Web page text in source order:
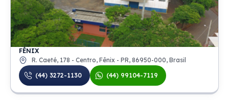
FÊNIX
R. Caeté, 178 - Centro, Fênix - PR, 86950-000, Brasil
(44) 3272-1130
(44) 99104-7119